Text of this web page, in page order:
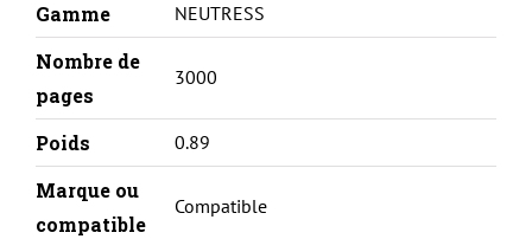
CF259A
Gamme NEUTRESS
Nombre de
pages
3000
Poids 0.89
Marque ou
compatible
Compatible